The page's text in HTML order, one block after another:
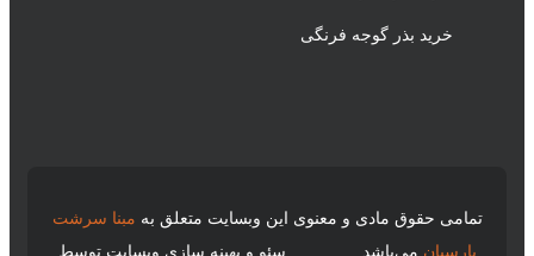
خرید بذر گوجه فرنگی
تمامی حقوق مادی و معنوی این وبسایت متعلق به مبنا سرشت
پارسیان می‌باشد. سئو و بهینه سازی وبسایت توسط